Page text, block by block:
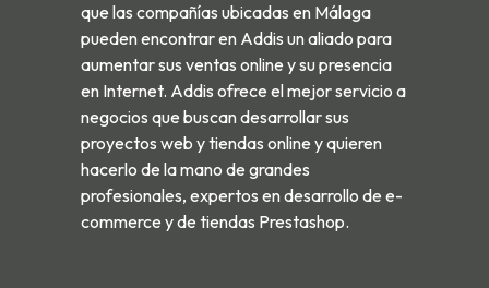
que las compañías ubicadas en Málaga
pueden encontrar en Addis un aliado para
aumentar sus ventas online y su presencia
en Internet. Addis ofrece el mejor servicio a
negocios que buscan desarrollar sus
proyectos web y tiendas online y quieren
hacerlo de la mano de grandes
profesionales, expertos en desarrollo de e-
commerce y de tiendas Prestashop.